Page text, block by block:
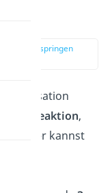
im Video springen
,
. Auch hier kannst